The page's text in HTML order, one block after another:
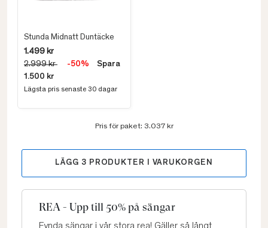
Stunda Midnatt Duntäcke
1.499 kr
2.999 kr
-50%
Spara
1.500 kr
Lägsta pris senaste 30 dagar
Pris för paket: 3.037 kr
LÄGG 3 PRODUKTER I VARUKORGEN
REA - Upp till 50% på sängar